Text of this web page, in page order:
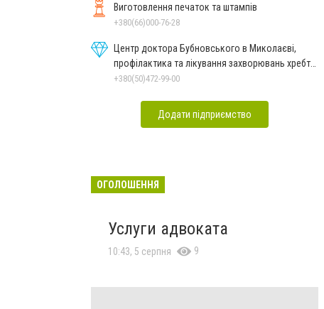
Виготовлення печаток та штампів
+380(66)000-76-28
Центр доктора Бубновського в Миколаєві,
профілактика та лікування захворювань хребта
і суглобів
+380(50)472-99-00
Додати підприємство
ОГОЛОШЕННЯ
Услуги адвоката
10:43, 5 серпня 9